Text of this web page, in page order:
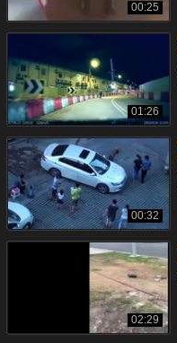
00:25
01:26
00:32
02:29